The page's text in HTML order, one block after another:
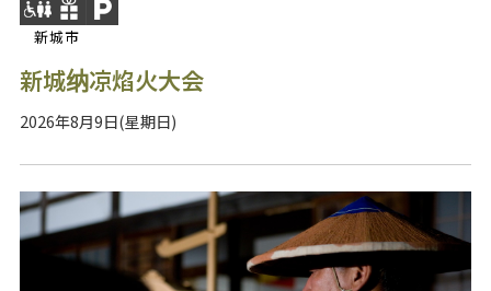
新城市
新城纳凉焰火大会
2026年8月9日(星期日)